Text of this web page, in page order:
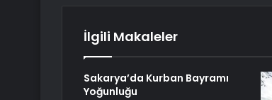
İlgili Makaleler
Sakarya’da Kurban Bayramı
Yoğunluğu